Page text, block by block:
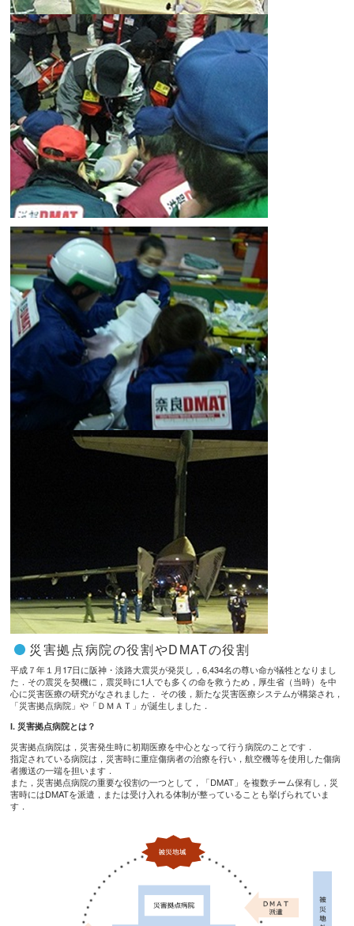
災害拠点病院の役割やDMATの役割
平成７年１月17日に阪神・淡路大震災が発災し，6,434名の尊い命が犠牲となりまし
た．その震災を契機に，震災時に1人でも多くの命を救うため，厚生省（当時）を中
心に災害医療の研究がなされました． その後，新たな災害医療システムが構築され，
「災害拠点病院」や「ＤＭＡＴ」が誕生しました．
I. 災害拠点病院とは？
災害拠点病院は，災害発生時に初期医療を中心となって行う病院のことです．
指定されている病院は，災害時に重症傷病者の治療を行い，航空機等を使用した傷病
者搬送の一端を担います．
また，災害拠点病院の重要な役割の一つとして，「DMAT」を複数チーム保有し，災
害時にはDMATを派遣，または受け入れる体制が整っていることも挙げられていま
す．